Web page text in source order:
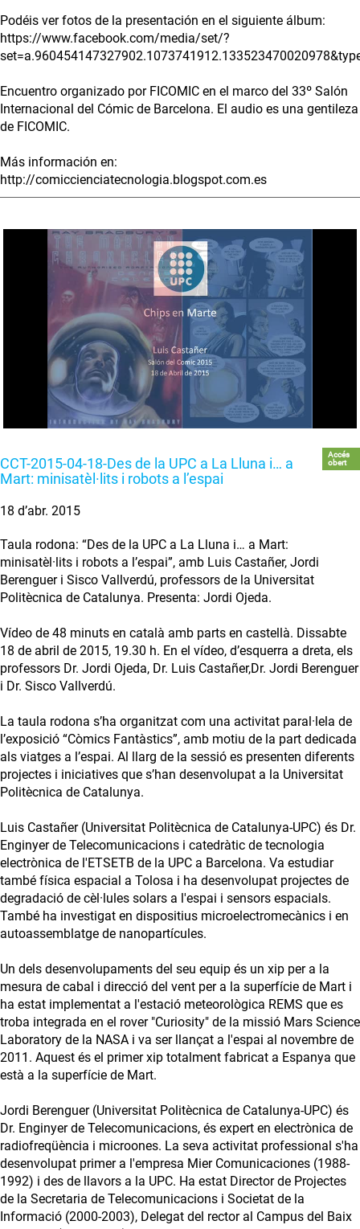
Podéis ver fotos de la presentación en el siguiente álbum:
https://www.facebook.com/media/set/?
Encuentro organizado por FICOMIC en el marco del 33º Salón
Internacional del Cómic de Barcelona. El audio es una gentileza
de FICOMIC.
Más información en:
http://comiccienciatecnologia.blogspot.com.es
CCT-2015-04-18-Des de la UPC a La Lluna i… a
Mart: minisatèl·lits i robots a l’espai
Accés
obert
18 d’abr. 2015
Taula rodona: “Des de la UPC a La Lluna i… a Mart:
minisatèl·lits i robots a l’espai”, amb Luis Castañer, Jordi
Berenguer i Sisco Vallverdú, professors de la Universitat
Politècnica de Catalunya. Presenta: Jordi Ojeda.
Vídeo de 48 minuts en català amb parts en castellà. Dissabte
18 de abril de 2015, 19.30 h. En el vídeo, d’esquerra a dreta, els
professors Dr. Jordi Ojeda, Dr. Luis Castañer,Dr. Jordi Berenguer
i Dr. Sisco Vallverdú.
La taula rodona s’ha organitzat com una activitat paral·lela de
l’exposició “Còmics Fantàstics”, amb motiu de la part dedicada
als viatges a l’espai. Al llarg de la sessió es presenten diferents
projectes i iniciatives que s’han desenvolupat a la Universitat
Politècnica de Catalunya.
Luis Castañer (Universitat Politècnica de Catalunya-UPC) és Dr.
Enginyer de Telecomunicacions i catedràtic de tecnologia
electrònica de l'ETSETB de la UPC a Barcelona. Va estudiar
també física espacial a Tolosa i ha desenvolupat projectes de
degradació de cèl·lules solars a l'espai i sensors espacials.
També ha investigat en dispositius microelectromecànics i en
autoassemblatge de nanopartícules.
Un dels desenvolupaments del seu equip és un xip per a la
mesura de cabal i direcció del vent per a la superfície de Mart i
ha estat implementat a l'estació meteorològica REMS que es
troba integrada en el rover "Curiosity" de la missió Mars Science
Laboratory de la NASA i va ser llançat a l'espai al novembre de
2011. Aquest és el primer xip totalment fabricat a Espanya que
està a la superfície de Mart.
Jordi Berenguer (Universitat Politècnica de Catalunya-UPC) és
Dr. Enginyer de Telecomunicacions, és expert en electrònica de
radiofreqüència i microones. La seva activitat professional s'ha
desenvolupat primer a l'empresa Mier Comunicaciones (1988-
1992) i des de llavors a la UPC. Ha estat Director de Projectes
de la Secretaria de Telecomunicacions i Societat de la
Informació (2000-2003), Delegat del rector al Campus del Baix